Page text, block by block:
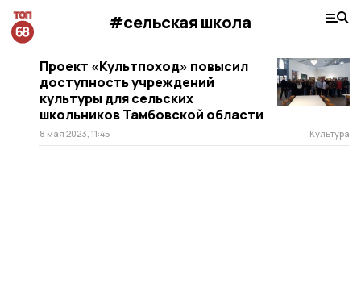
#сельская школа
Проект «Культпоход» повысил
доступность учреждений
культуры для сельских
школьников Тамбовской области
8 мая 2023, 11:45 Культура